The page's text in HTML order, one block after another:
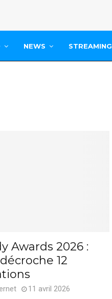
NEWS STREAMING
Awards 2026 :
12
11 avril 2026